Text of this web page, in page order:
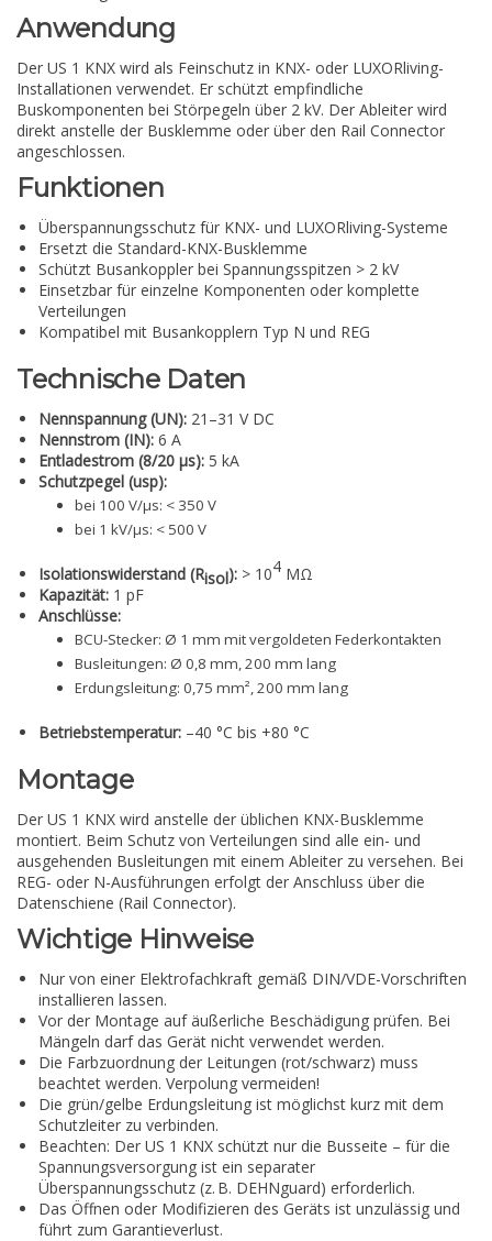
Anwendung
Der US 1 KNX wird als Feinschutz in KNX- oder LUXORliving-
Installationen verwendet. Er schützt empfindliche
Buskomponenten bei Störpegeln über 2 kV. Der Ableiter wird
direkt anstelle der Busklemme oder über den Rail Connector
angeschlossen.
Funktionen
Überspannungsschutz für KNX- und LUXORliving-Systeme
Ersetzt die Standard-KNX-Busklemme
Schützt Busankoppler bei Spannungsspitzen > 2 kV
Einsetzbar für einzelne Komponenten oder komplette
Verteilungen
Kompatibel mit Busankopplern Typ N und REG
Technische Daten
Nennspannung (UN): 21–31 V DC
Nennstrom (IN): 6 A
Entladestrom (8/20 µs): 5 kA
Schutzpegel (usp):
bei 100 V/µs: < 350 V
bei 1 kV/µs: < 500 V
Isolationswiderstand (Risol): > 104 MΩ
Kapazität: 1 pF
Anschlüsse:
BCU-Stecker: Ø 1 mm mit vergoldeten Federkontakten
Busleitungen: Ø 0,8 mm, 200 mm lang
Erdungsleitung: 0,75 mm², 200 mm lang
Betriebstemperatur: –40 °C bis +80 °C
Montage
Der US 1 KNX wird anstelle der üblichen KNX-Busklemme
montiert. Beim Schutz von Verteilungen sind alle ein- und
ausgehenden Busleitungen mit einem Ableiter zu versehen. Bei
REG- oder N-Ausführungen erfolgt der Anschluss über die
Datenschiene (Rail Connector).
Wichtige Hinweise
Nur von einer Elektrofachkraft gemäß DIN/VDE-Vorschriften
installieren lassen.
Vor der Montage auf äußerliche Beschädigung prüfen. Bei
Mängeln darf das Gerät nicht verwendet werden.
Die Farbzuordnung der Leitungen (rot/schwarz) muss
beachtet werden. Verpolung vermeiden!
Die grün/gelbe Erdungsleitung ist möglichst kurz mit dem
Schutzleiter zu verbinden.
Beachten: Der US 1 KNX schützt nur die Busseite – für die
Spannungsversorgung ist ein separater
Überspannungsschutz (z. B. DEHNguard) erforderlich.
Das Öffnen oder Modifizieren des Geräts ist unzulässig und
führt zum Garantieverlust.